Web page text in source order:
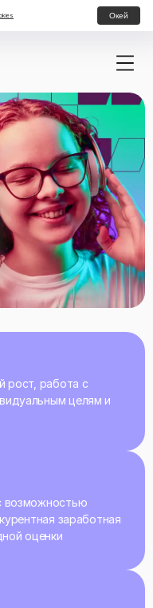
Окей
рост, работа с
целям и
возможностью
заработная
оценки